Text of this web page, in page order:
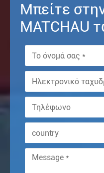
Μπείτε
MATCHAU